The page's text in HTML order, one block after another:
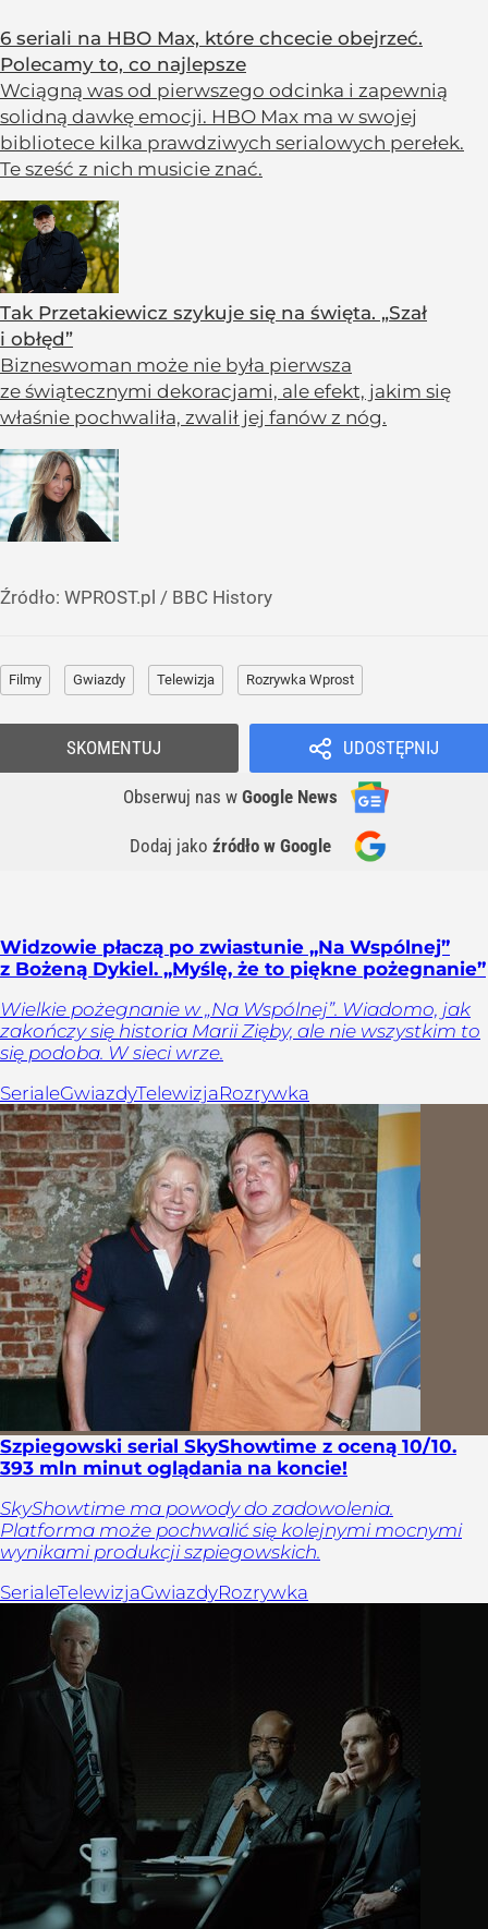
6 seriali na HBO Max, które chcecie obejrzeć.
Polecamy to, co najlepsze
Wciągną was od pierwszego odcinka i zapewnią
solidną dawkę emocji. HBO Max ma w swojej
bibliotece kilka prawdziwych serialowych perełek.
Te sześć z nich musicie znać.
Tak Przetakiewicz szykuje się na święta. „Szał
i obłęd”
Bizneswoman może nie była pierwsza
ze świątecznymi dekoracjami, ale efekt, jakim się
właśnie pochwaliła, zwalił jej fanów z nóg.
Źródło: WPROST.pl / BBC History
Filmy Gwiazdy Telewizja Rozrywka Wprost
UDOSTĘPNIJ
Obserwuj nas w Google News
Dodaj jako źródło w Google
SKOMENTUJ
Widzowie płaczą po zwiastunie „Na Wspólnej”
z Bożeną Dykiel. „Myślę, że to piękne pożegnanie”
Wielkie pożegnanie w „Na Wspólnej”. Wiadomo, jak
zakończy się historia Marii Zięby, ale nie wszystkim to
się podoba. W sieci wrze.
SerialeGwiazdyTelewizjaRozrywka
Szpiegowski serial SkyShowtime z oceną 10/10.
393 mln minut oglądania na koncie!
SkyShowtime ma powody do zadowolenia.
Platforma może pochwalić się kolejnymi mocnymi
wynikami produkcji szpiegowskich.
SerialeTelewizjaGwiazdyRozrywka